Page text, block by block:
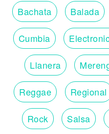
Bachata Balada
Cumbia
Llanera
Reggae Regional
Rock Salsa